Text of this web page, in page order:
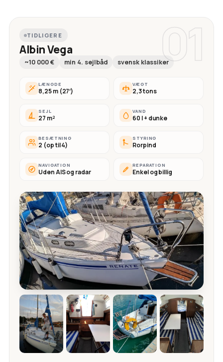
01
TIDLIGERE
Albin Vega
~10 000 € min 4. sejlbåd svensk klassiker
LÆNGDE
8,25 m (27′)
VÆGT
2,3 tons
SEJL
27 m²
VAND
60 l + dunke
BESÆTNING
2 (op til 4)
STYRING
Rorpind
NAVIGATION
Uden AIS og radar
REPARATION
Enkel og billig